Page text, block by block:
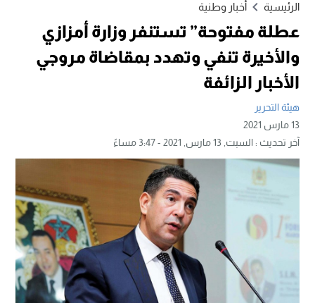
الرئيسية أخبار وطنية
عطلة مفتوحة” تستنفر وزارة أمزازي
والأخيرة تنفي وتهدد بمقاضاة مروجي
الأخبار الزائفة
هيئة التحرير
13 مارس 2021
آخر تحديث :السبت, 13 مارس, 2021 - 3:47 مساءً